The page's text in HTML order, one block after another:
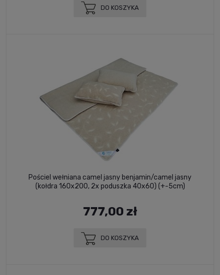
DO KOSZYKA
Pościel wełniana camel jasny benjamin/camel jasny
(kołdra 160x200, 2x poduszka 40x60) (+-5cm)
777,00 zł
DO KOSZYKA